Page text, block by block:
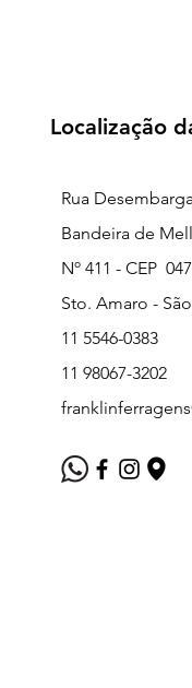
Localização
Rua
Bandeira de
Nº 411 - CEP
Sto. Amaro -
11 5546-0383
11 98067-3202